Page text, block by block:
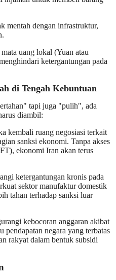
mentah dengan infrastruktur,
uang lokal (Yuan atau
ketergantungan pada
di Tengah Kebuntuan
tapi juga "pulih", ada
diambil:
kembali ruang negosiasi terkait
sanksi ekonomi. Tanpa akses
ekonomi Iran akan terus
ketergantungan kronis pada
sektor manufaktur domestik
tahan terhadap sanksi luar
kebocoran anggaran akibat
pendapatan negara yang terbatas
rakyat dalam bentuk subsidi